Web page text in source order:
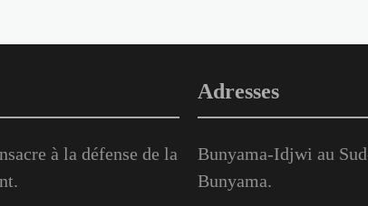
à la défense de la
Adresses
Bunyama-Idjwi au
Bunyama.